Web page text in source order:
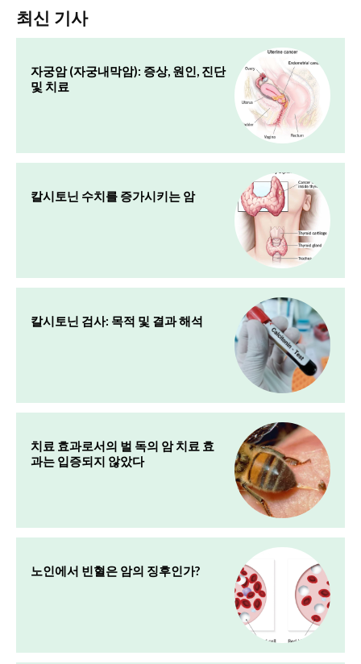
최신 기사
자궁암 (자궁내막암): 증상, 원인, 진단
및 치료
칼시토닌 수치를 증가시키는 암
칼시토닌 검사: 목적 및 결과 해석
치료 효과로서의 벌 독의 암 치료 효
과는 입증되지 않았다
노인에서 빈혈은 암의 징후인가?